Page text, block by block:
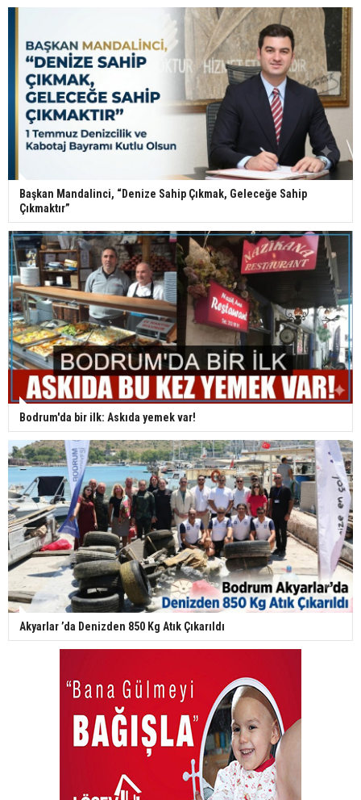
Başkan Mandalinci, “Denize Sahip Çıkmak, Geleceğe Sahip
Çıkmaktır”
Bodrum'da bir ilk: Askıda yemek var!
Akyarlar ’da Denizden 850 Kg Atık Çıkarıldı